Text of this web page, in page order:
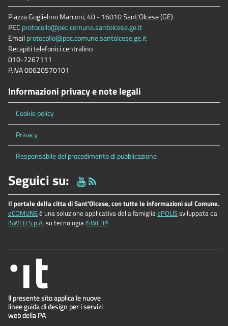
Piazza Guglielmo Marconi, 40 - 16010 Sant'Olcese (GE)
PEC protocollo@pec.comune.santolcese.ge.it
Emailprotocollo@pec.comune.santolcese.ge.it
Recapiti telefonici centralino
010-7267111
P.IVA 00620570101
Informazioni privacy e note legali
Cookie policy
Privacy
Responsabile del procedimento di pubblicazione
Seguici su:
Il portale della citta di Sant'Olcese, con tutte le informazioni sul Comune.
eCOMUNEè una soluzione applicativa della famigliaePOLISsviluppata da
ISWEB S.p.A. su tecnologia ISWEB®